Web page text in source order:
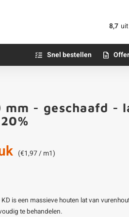
8,7 uit
Olie - voor buiten
Impregneer
Olie en lak - voor binnen
Snel bestellen
- geschaafd -
(€1,97 / m1)
is een massieve houten lat van
te behandelen.